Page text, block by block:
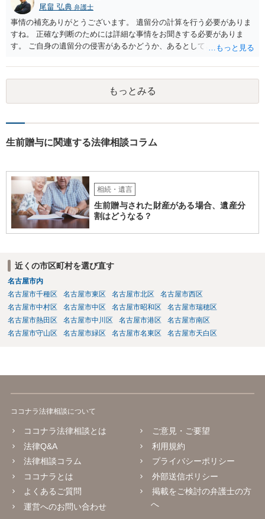
尾畠 弘典 弁護士
事情の補充ありがとうございます。 遺留分の計算を行う必要がありま
すね。 正確な判断のためには詳細な事情をお聞きする必要がありま
す。 ご自身の遺留分の侵害があるかどうか、あるとしてどの程度の金
相談されるのが良いと思います。
もっとみる
生前贈与に関連する法律相談コラム
相続・遺言
生前贈与された財産がある場合、遺産分
割はどうなる？
近くの市区町村を選び直す
名古屋市内
名古屋市千種区
名古屋市東区 名古屋市北区
名古屋市西区
名古屋市中村区
名古屋市中区 名古屋市昭和区
名古屋市瑞穂区
名古屋市熱田区
名古屋市中川区 名古屋市港区
名古屋市南区
名古屋市守山区
名古屋市緑区 名古屋市名東区 名古屋市天白区
ココナラ法律相談について
ココナラ法律相談とは
法律Q&A
法律相談コラム
ココナラとは
よくあるご質問
運営へのお問い合わせ
ご意見・ご要望
利用規約
プライバシーポリシー
外部送信ポリシー
掲載をご検討の弁護士の方
へ